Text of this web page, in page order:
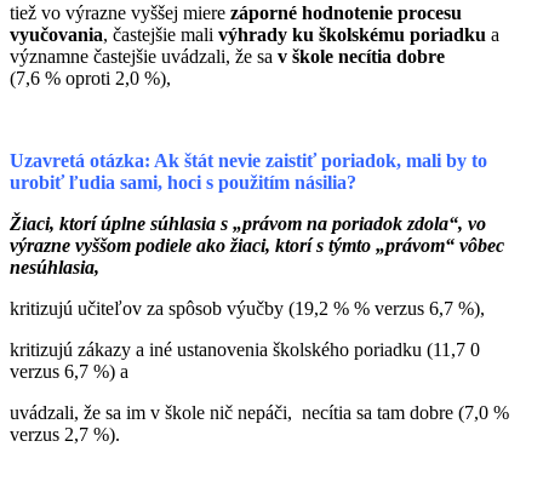
tiež vo výrazne vyššej miere záporné hodnotenie procesu
vyučovania, častejšie mali výhrady ku školskému poriadku a
významne častejšie uvádzali, že sa v škole necítia dobre
(7,6 % oproti 2,0 %),
Uzavretá otázka: Ak štát nevie zaistiť poriadok, mali by to
urobiť ľudia sami, hoci s použitím násilia?
Žiaci, ktorí úplne súhlasia s „právom na poriadok zdola“, vo
výrazne vyššom podiele ako žiaci, ktorí s týmto „právom“ vôbec
nesúhlasia,
kritizujú učiteľov za spôsob výučby (19,2 % % verzus 6,7 %),
kritizujú zákazy a iné ustanovenia školského poriadku (11,7 0
verzus 6,7 %) a
uvádzali, že sa im v škole nič nepáči, necítia sa tam dobre (7,0 %
verzus 2,7 %).